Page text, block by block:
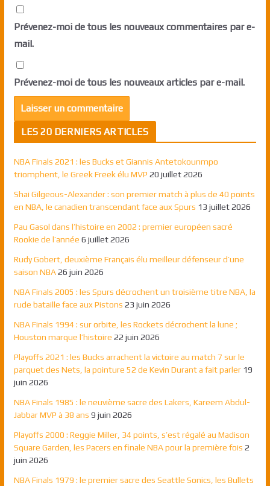
Prévenez-moi de tous les nouveaux commentaires par e-
mail.
Prévenez-moi de tous les nouveaux articles par e-mail.
LES 20 DERNIERS ARTICLES
NBA Finals 2021 : les Bucks et Giannis Antetokounmpo
triomphent, le Greek Freek élu MVP 20 juillet 2026
Shai Gilgeous-Alexander : son premier match à plus de 40 points
en NBA, le canadien transcendant face aux Spurs 13 juillet 2026
Pau Gasol dans l’histoire en 2002 : premier européen sacré
Rookie de l’année 6 juillet 2026
Rudy Gobert, deuxième Français élu meilleur défenseur d’une
saison NBA 26 juin 2026
NBA Finals 2005 : les Spurs décrochent un troisième titre NBA, la
rude bataille face aux Pistons 23 juin 2026
NBA Finals 1994 : sur orbite, les Rockets décrochent la lune ;
Houston marque l’histoire 22 juin 2026
Playoffs 2021 : les Bucks arrachent la victoire au match 7 sur le
parquet des Nets, la pointure 52 de Kevin Durant a fait parler 19
juin 2026
NBA Finals 1985 : le neuvième sacre des Lakers, Kareem Abdul-
Jabbar MVP à 38 ans 9 juin 2026
Playoffs 2000 : Reggie Miller, 34 points, s’est régalé au Madison
Square Garden, les Pacers en finale NBA pour la première fois 2
juin 2026
NBA Finals 1979 : le premier sacre des Seattle Sonics, les Bullets